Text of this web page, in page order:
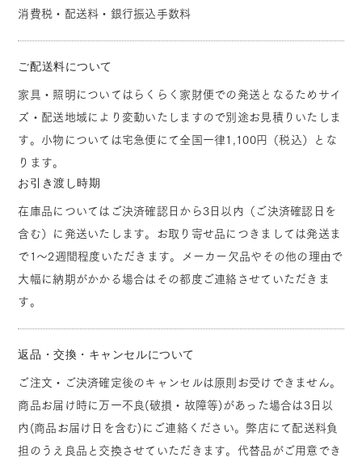
消費税・配送料・銀行振込手数料
ご配送料について
家具・照明についてはらくらく家財便での発送となるためサイ
ズ・配送地域により変動いたしますので別途お見積りいたしま
す。小物については宅急便にて全国一律1,100円（税込）とな
ります。
お引き渡し時期
在庫品についてはご決済確認日から3日以内（ご決済確認日を
含む）に発送いたします。お取り寄せ品につきましては発送ま
で1～2週間程度いただきます。メーカー欠品やその他の理由で
大幅に納期がかかる場合はその都度ご連絡させていただきま
す。
返品・交換・キャンセルについて
ご注文・ご決済確定後のキャンセルは原則お受けできません。
商品お届け時に万一不良(破損・故障等)があった場合は3日以
内(商品お届け日を含む)にご連絡ください。弊店にて配送料負
担のうえ良品と交換させていただきます。代替品がご用意でき